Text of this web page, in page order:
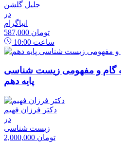
جلیل گلشن
در
انیاگرام
587,000 تومان
10:00 ساعت
گام و مفهومی زیست شناسی
پایه دهم
دکتر فرزان فهیم
در
زیست شناسی
2,000,000 تومان